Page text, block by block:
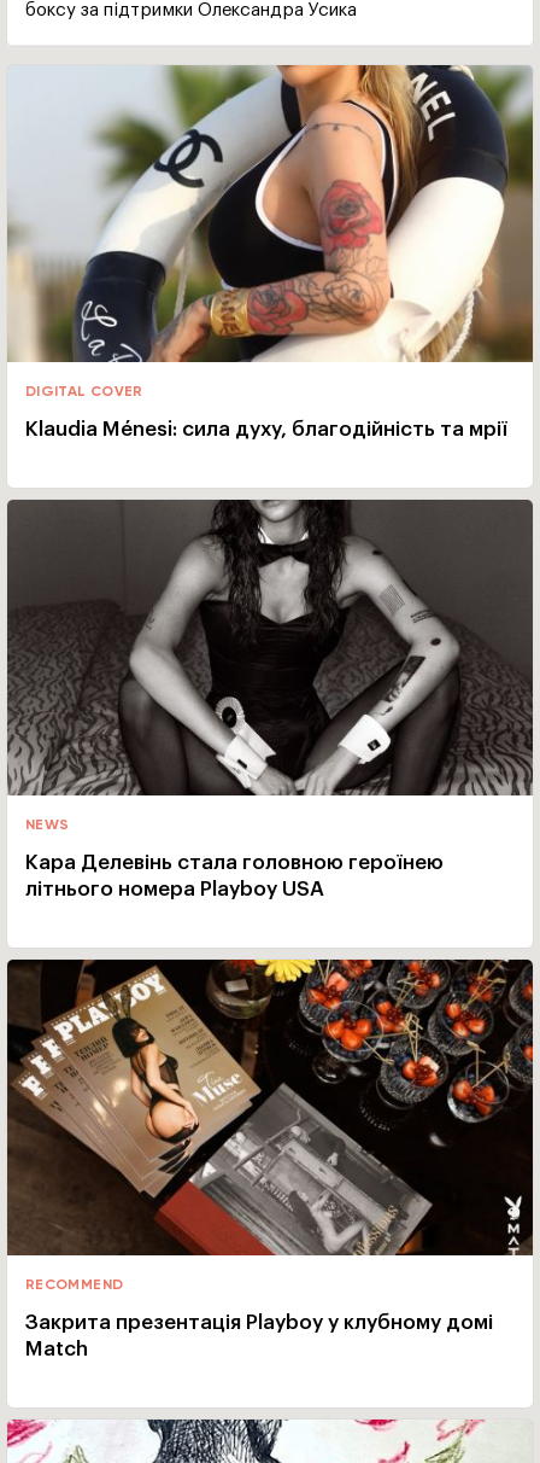
боксу за підтримки Олександра Усика
DIGITAL COVER
Klaudia Ménesi: сила духу, благодійність та мрії
NEWS
Кара Делевінь стала головною героїнею
літнього номера Playboy USA
RECOMMEND
Закрита презентація Playboy у клубному домі
Match